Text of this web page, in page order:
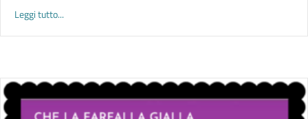
Leggi tutto...